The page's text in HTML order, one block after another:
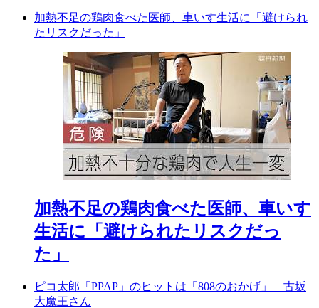
加熱不足の鶏肉食べた医師、車いす生活に「避けられ
たリスクだった」
加熱不足の鶏肉食べた医師、車いす
生活に「避けられたリスクだっ
た」
ピコ太郎「PPAP」のヒットは「808のおかげ」 古坂
大魔王さん